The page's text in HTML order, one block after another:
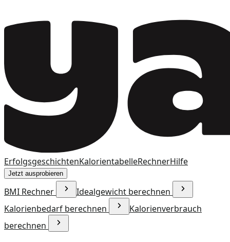
ErfolgsgeschichtenKalorientabelleRechnerHilfe
Jetzt ausprobieren
BMI Rechner
Idealgewicht berechnen
Kalorienbedarf berechnen
Kalorienverbrauch
berechnen